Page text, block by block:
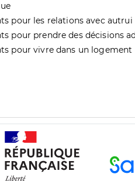
pour les relations avec autrui
pour prendre des décisions
pour vivre dans un logement